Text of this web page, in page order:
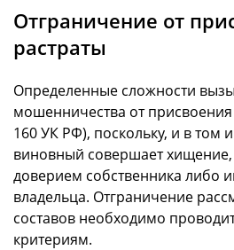
Отграничение от
растраты
Определенные сложности
мошенничества от присвоения
160 УК РФ), поскольку, и в том
виновный совершает хищение,
доверием собственника либо
владельца. Отграничение
составов необходимо
критериям.